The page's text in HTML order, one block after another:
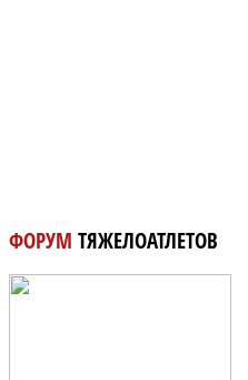
ФОРУМ ТЯЖЕЛОАТЛЕТОВ